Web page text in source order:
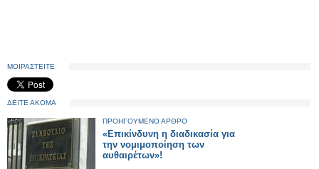
ΜΟΙΡΑΣΤΕΙΤΕ
ΔΕΙΤΕ ΑΚΟΜΑ
ΠΡΟΗΓΟΥΜΕΝΟ ΑΡΘΡΟ
«Επικίνδυνη η διαδικασία για
την νομιμοποίηση των
αυθαιρέτων»!